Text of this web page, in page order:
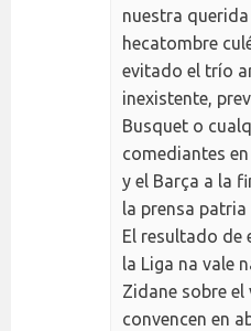
nuestra
hecatombre
evitado el trío
inexistente,
Busquet o
comediantes
y el Barça a la
la prensa patria
El resultado de
la Liga na vale
Zidane sobre el
convencen en